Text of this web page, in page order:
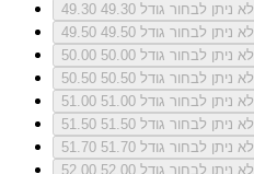
49.30
לא ניתן לבחור גודל 49.30
49.50
לא ניתן לבחור גודל 49.50
50.00
לא ניתן לבחור גודל 50.00
50.50
לא ניתן לבחור גודל 50.50
51.00
לא ניתן לבחור גודל 51.00
51.50
לא ניתן לבחור גודל 51.50
51.70
לא ניתן לבחור גודל 51.70
52.00
לא ניתן לבחור גודל 52.00